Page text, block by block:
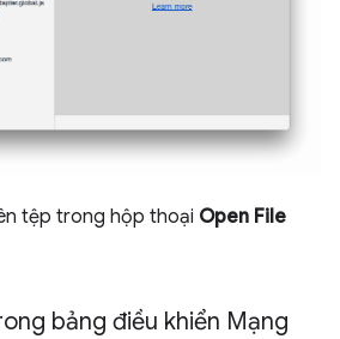
tệp trong hộp thoại Open File
bảng điều khiển Mạng